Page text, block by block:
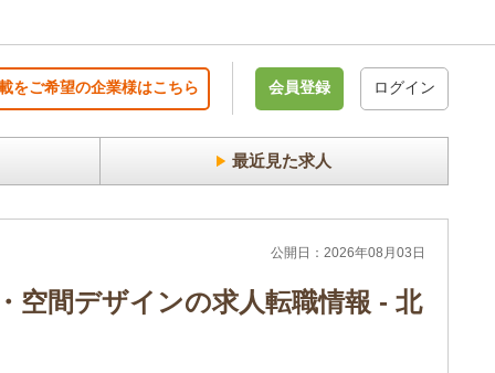
をご希望の企業様はこちら 会員登録 ログイン
最近見た求人
公開日：2026年08月03日
空間デザインの求人転職情報 - 北